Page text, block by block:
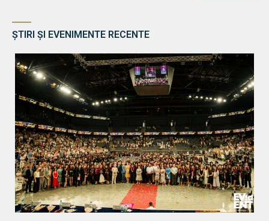
ȘTIRI ȘI EVENIMENTE RECENTE